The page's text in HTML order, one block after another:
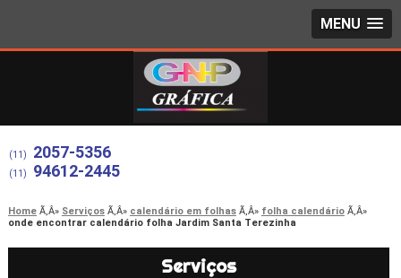
MENU
(11) 2057-5356
(11) 94612-2445
Home Serviços calendário em folhas
folha calendário
onde encontrar calendário folha Jardim Santa Terezinha
Serviços